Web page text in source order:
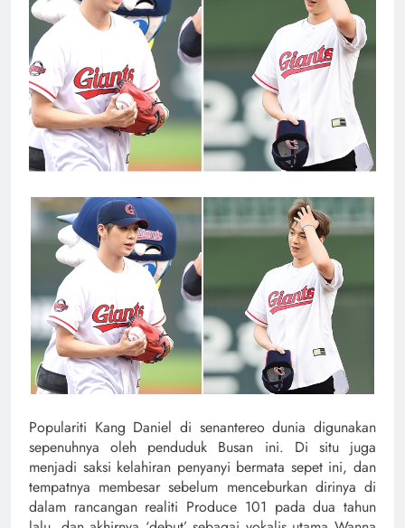
Populariti Kang Daniel di senantereo dunia digunakan
sepenuhnya oleh penduduk Busan ini. Di situ juga
menjadi saksi kelahiran penyanyi bermata sepet ini, dan
tempatnya membesar sebelum menceburkan dirinya di
dalam rancangan realiti Produce 101 pada dua tahun